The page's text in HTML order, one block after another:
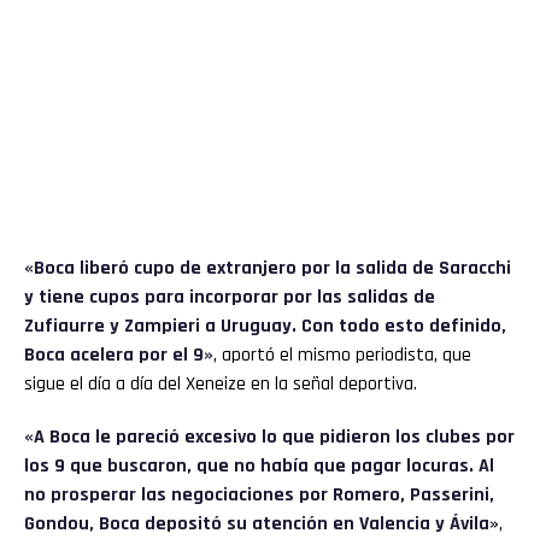
«Boca liberó cupo de extranjero por la salida de Saracchi
y tiene cupos para incorporar por las salidas de
Zufiaurre y Zampieri a Uruguay. Con todo esto definido,
Boca acelera por el 9», aportó el mismo periodista, que
sigue el día a día del Xeneize en la señal deportiva.
«A Boca le pareció excesivo lo que pidieron los clubes por
los 9 que buscaron, que no había que pagar locuras. Al
no prosperar las negociaciones por Romero, Passerini,
Gondou, Boca depositó su atención en Valencia y Ávila»,